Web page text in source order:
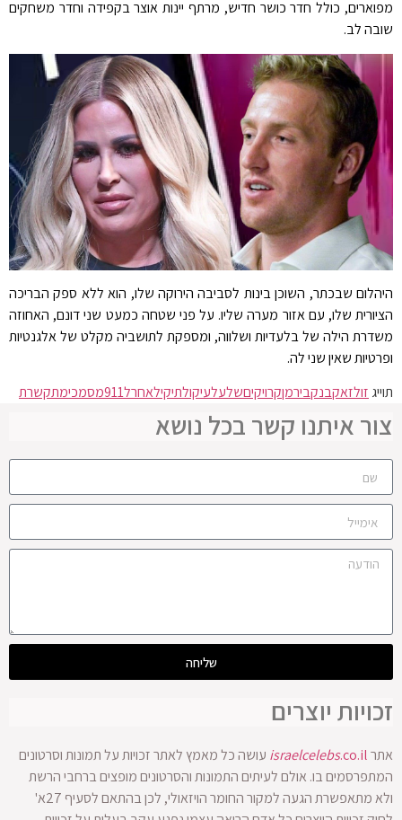
מפוארים, כולל חדר כושר חדיש, מרתף יינות אוצר בקפידה וחדר משחקים
שובה לב.
היהלום שבכתר, השוכן בינות לסביבה הירוקה שלו, הוא ללא ספק הבריכה
הציורית שלו, עם אזור מערה שליו. על פני שטחה כמעט שני דונם, האחוזה
משדרת הילה של בלעדיות ושלווה, ומספקת לתושביה מקלט של אלגנטיות
ופרטיות שאין שני לה.
תוייג זולזאקבנקבירמןקרויקיםשלעלעיקולתיקילאחרל911 מסמכימתקשרת
צור איתנו קשר בכל נושא
שליחה
זכויות יוצרים
אתר israelcelebs.co.il
עושה כל מאמץ לאתר זכויות על תמונות וסרטונים
המתפרסמים בו. אולם לעיתים התמונות והסרטונים מופצים ברחבי הרשת
ולא מתאפשרת הגעה למקור החומר הויזאולי, לכן בהתאם לסעיף 27א'